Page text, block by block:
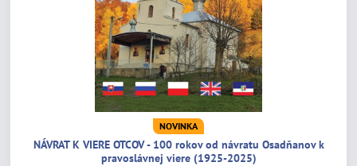
NOVINKA
NÁVRAT K VIERE OTCOV - 100 rokov od návratu Osadňanov k
pravoslávnej viere (1925-2025)